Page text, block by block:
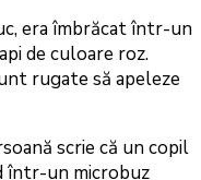
era îmbrăcat într-un
de culoare roz.
rugate să apeleze
scrie că un copil
într-un microbuz